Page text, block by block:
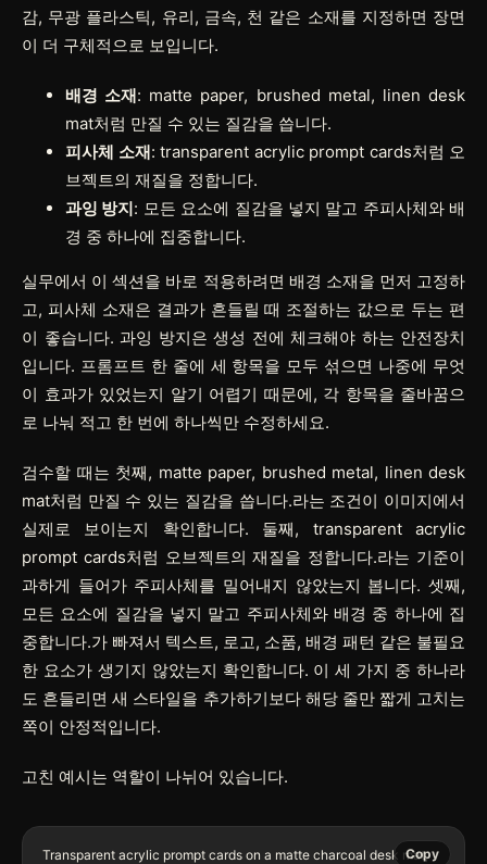
감, 무광 플라스틱, 유리, 금속, 천 같은 소재를 지정하면 장면
이 더 구체적으로 보입니다.
배경 소재: matte paper, brushed metal, linen desk
mat처럼 만질 수 있는 질감을 씁니다.
피사체 소재: transparent acrylic prompt cards처럼 오
브젝트의 재질을 정합니다.
과잉 방지: 모든 요소에 질감을 넣지 말고 주피사체와 배
경 중 하나에 집중합니다.
실무에서 이 섹션을 바로 적용하려면 배경 소재을 먼저 고정하
고, 피사체 소재은 결과가 흔들릴 때 조절하는 값으로 두는 편
이 좋습니다. 과잉 방지은 생성 전에 체크해야 하는 안전장치
입니다. 프롬프트 한 줄에 세 항목을 모두 섞으면 나중에 무엇
이 효과가 있었는지 알기 어렵기 때문에, 각 항목을 줄바꿈으
로 나눠 적고 한 번에 하나씩만 수정하세요.
검수할 때는 첫째, matte paper, brushed metal, linen desk
mat처럼 만질 수 있는 질감을 씁니다.라는 조건이 이미지에서
실제로 보이는지 확인합니다. 둘째, transparent acrylic
prompt cards처럼 오브젝트의 재질을 정합니다.라는 기준이
과하게 들어가 주피사체를 밀어내지 않았는지 봅니다. 셋째,
모든 요소에 질감을 넣지 말고 주피사체와 배경 중 하나에 집
중합니다.가 빠져서 텍스트, 로고, 소품, 배경 패턴 같은 불필요
한 요소가 생기지 않았는지 확인합니다. 이 세 가지 중 하나라
도 흔들리면 새 스타일을 추가하기보다 해당 줄만 짧게 고치는
쪽이 안정적입니다.
고친 예시는 역할이 나뉘어 있습니다.
Transparent acrylic prompt cards on a matte charcoal desk mat,
Copy